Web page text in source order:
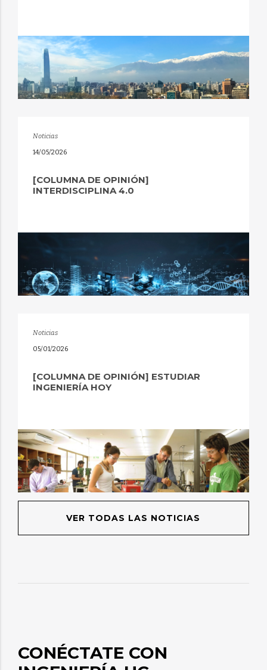
Noticias
14/05/2026
[COLUMNA DE OPINIÓN]
INTERDISCIPLINA 4.0
Noticias
05/01/2026
[COLUMNA DE OPINIÓN] ESTUDIAR
INGENIERÍA HOY
VER TODAS LAS NOTICIAS
CONÉCTATE CON